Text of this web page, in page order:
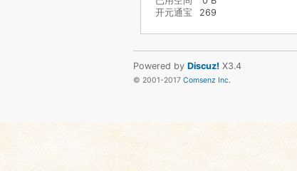
开元通宝
269
Powered by Discuz! X3.4
© 2001-2017 Comsenz Inc.